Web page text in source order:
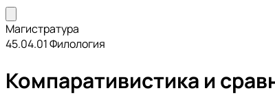
Магистратура
45.04.01 Филология
Компаративистика и